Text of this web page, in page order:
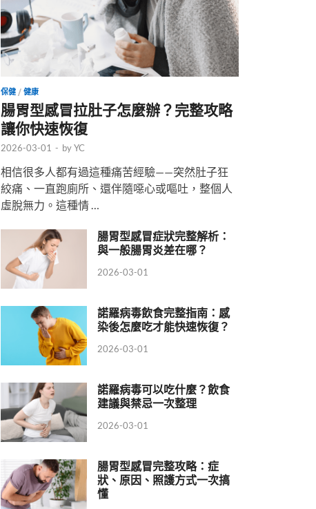
保健 /健康
腸胃型感冒拉肚子怎麼辦？完整攻略
讓你快速恢復
2026-03-01 - byYC
相信很多人都有過這種痛苦經驗——突然肚子狂
絞痛、一直跑廁所、還伴隨噁心或嘔吐，整個人
虛脫無力。這種情 …
腸胃型感冒症狀完整解析：
與一般腸胃炎差在哪？
2026-03-01
諾羅病毒飲食完整指南：感
染後怎麼吃才能快速恢復？
2026-03-01
諾羅病毒可以吃什麼？飲食
建議與禁忌一次整理
2026-03-01
腸胃型感冒完整攻略：症
狀、原因、照護方式一次搞
懂